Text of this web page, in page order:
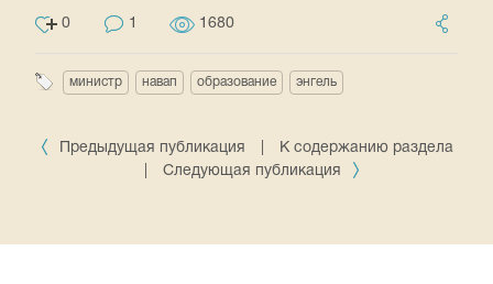
0 1 1680
министр навап образование энгель
Предыдущая публикация
К содержанию раздела
Следующая публикация